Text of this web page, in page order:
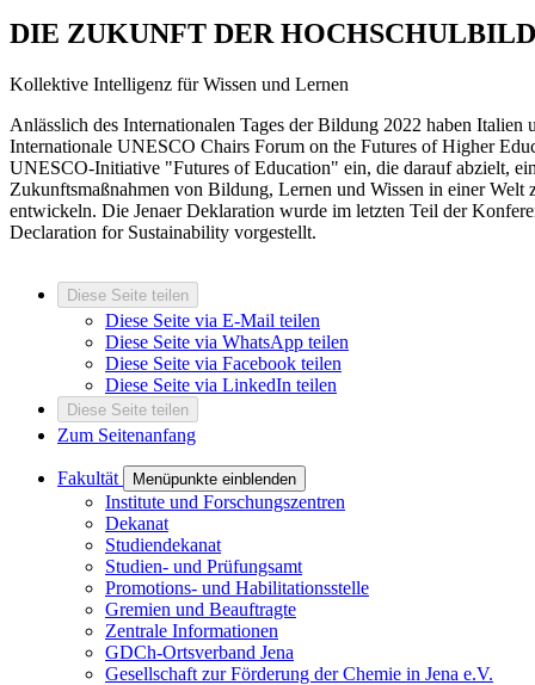
DIE ZUKUNFT DER
Kollektive Intelligenz für Wissen und Lernen
Anlässlich des Internationalen Tages der Bildung 2022 haben
Internationale UNESCO Chairs Forum on the Futures of Higher
UNESCO-Initiative "Futures of Education" ein, die darauf abzielt,
Zukunftsmaßnahmen von Bildung, Lernen und Wissen in einer
entwickeln. Die Jenaer Deklaration wurde im letzten Teil der
Declaration for Sustainability vorgestellt.
Diese Seite teilen
Diese Seite via E-Mail teilen
Diese Seite via WhatsApp teilen
Diese Seite via Facebook teilen
Diese Seite via LinkedIn teilen
Diese Seite teilen
Zum Seitenanfang
Fakultät Menüpunkte einblenden
Institute und Forschungszentren
Dekanat
Studiendekanat
Studien- und Prüfungsamt
Promotions- und Habilitationsstelle
Gremien und Beauftragte
Zentrale Informationen
GDCh-Ortsverband Jena
Gesellschaft zur Förderung der Chemie in Jena e.V.